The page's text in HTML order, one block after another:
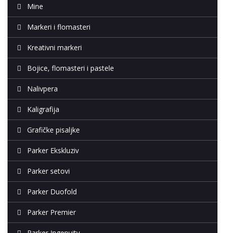
Mine
Markeri i flomasteri
Kreativni markeri
Bojice, flomasteri i pastele
Nalivpera
Kaligrafija
Grafičke pisaljke
Parker Ekskluziv
Parker setovi
Parker Duofold
Parker Premier